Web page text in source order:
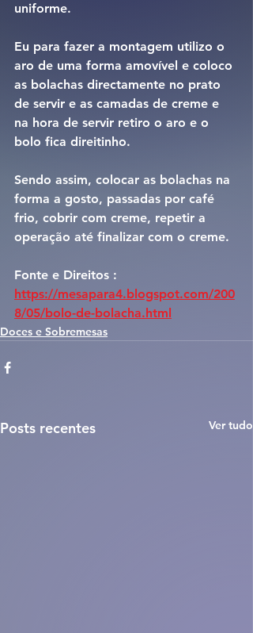
uniforme.
Eu para fazer a montagem utilizo o
aro de uma forma amovível e coloco
as bolachas directamente no prato
de servir e as camadas de creme e
na hora de servir retiro o aro e o
bolo fica direitinho.
Sendo assim, colocar as bolachas na
forma a gosto, passadas por café
frio, cobrir com creme, repetir a
operação até finalizar com o creme.
Fonte e Direitos :
https://mesapara4.blogspot.com/200
8/05/bolo-de-bolacha.html
Doces e Sobremesas
Posts recentes Ver tudo